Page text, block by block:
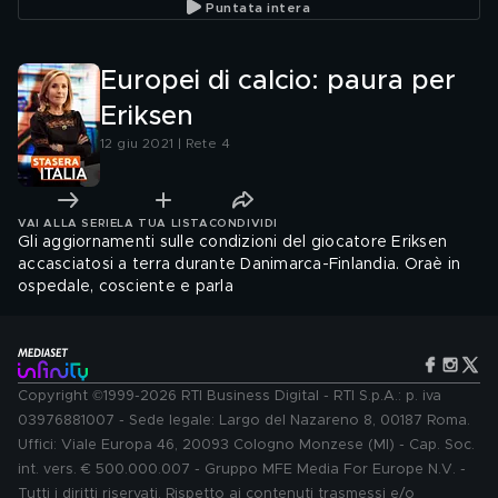
Puntata intera
Europei di calcio: paura per
Eriksen
12 giu 2021 | Rete 4
VAI ALLA SERIE LA TUA LISTA CONDIVIDI
Gli aggiornamenti sulle condizioni del giocatore Eriksen
accasciatosi a terra durante Danimarca-Finlandia. Oraè in
ospedale, cosciente e parla
Copyright ©1999-2026 RTI Business Digital - RTI S.p.A.: p. iva
03976881007 - Sede legale: Largo del Nazareno 8, 00187 Roma.
Uffici: Viale Europa 46, 20093 Cologno Monzese (MI) - Cap. Soc.
int. vers. € 500.000.007 - Gruppo MFE Media For Europe N.V. -
Tutti i diritti riservati. Rispetto ai contenuti trasmessi e/o